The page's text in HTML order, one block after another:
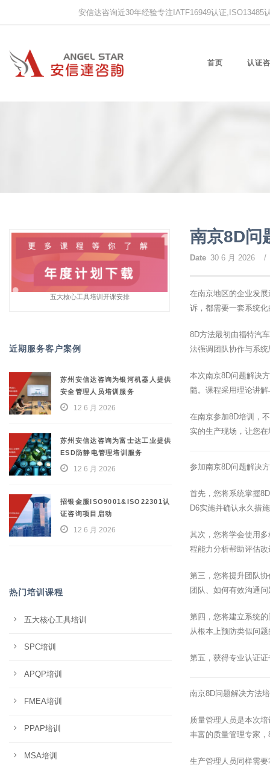
安信达咨询近30年经验专注IATF16949认证
首页 认证
南京8D问
Date 30 6 月 2026 /
在南京地区的企业发
诉，都需要一套系统
8D方法最初由福特汽
法强调团队协作与系
本次南京8D问题解决
髓。课程采用理论讲
在南京参加8D培训，
实的生产现场，让您
参加南京8D问题解决
首先，您将系统掌握
D6实施并确认永久措
其次，您将学会使用
程能力分析帮助评估
第三，您将提升团队
团队、如何有效沟通
第四，您将建立系统
从根本上预防类似问
第五，获得专业认证
南京8D问题解决方法
质量管理人员是本次
丰富的质量管理专家
生产管理人员同样需
五大核心工具培训开课安排
近期服务客户案例
苏州安信达咨询为银河机器人提供
安全管理人员培训服务
12 6 月 2026
苏州安信达咨询为富士达工业提供
ESD防静电管理培训服务
12 6 月 2026
招银金服ISO9001&ISO22301认
证咨询项目启动
12 6 月 2026
热门培训课程
五大核心工具培训
SPC培训
APQP培训
FMEA培训
PPAP培训
MSA培训